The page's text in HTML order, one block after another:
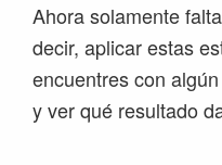
Ahora solamente
decir, aplicar estas
encuentres con
y ver qué resultado